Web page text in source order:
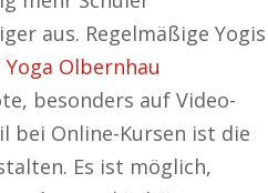
aus. Regelmäßige Yogis
Yoga Olbernhau
besonders auf Video-
bei Online-Kursen ist die
Es ist möglich,